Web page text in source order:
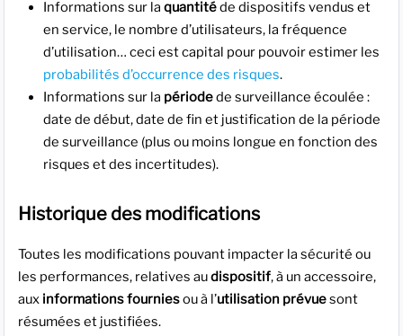
Informations sur laquantitéde dispositifs vendus et
en service, le nombre d’utilisateurs, la fréquence
d’utilisation… ceci est capital pour pouvoir estimer les
probabilités d’occurrence des risques.
Informations sur la périodede surveillance écoulée :
date de début, date de fin et justification de la période
de surveillance (plus ou moins longue en fonction des
risques et des incertitudes).
Historique des modifications
Toutes les modifications pouvant impacter la sécurité ou
les performances, relatives audispositif, à un accessoire,
aux informations fourniesou à l’utilisation prévuesont
résumées et justifiées.